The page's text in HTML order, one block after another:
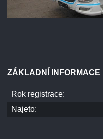
ZÁKLADNÍ INFORMACE
Rok registrace:
Najeto: